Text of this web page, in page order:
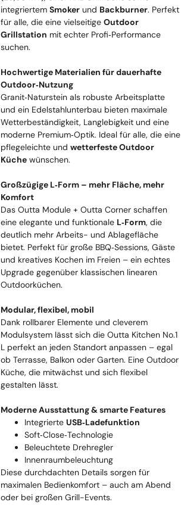
integriertemSmoker und Backburner. Perfekt
für alle, die eine vielseitigeOutdoor
Grillstation mit echter Profi‑Performance
suchen.
Hochwertige Materialien für dauerhafte
Outdoor‑Nutzung
Granit‑Naturstein als robuste Arbeitsplatte
und ein Edelstahlunterbau bieten maximale
Wetterbeständigkeit, Langlebigkeit und eine
moderne Premium‑Optik. Ideal für alle, die eine
pflegeleichte undwetterfeste Outdoor
Küche wünschen.
Großzügige L‑Form – mehr Fläche, mehr
Komfort
Das Outta Module + Outta Corner schaffen
eine elegante und funktionale L‑Form, die
deutlich mehr Arbeits- und Ablagefläche
bietet. Perfekt für große BBQ‑Sessions, Gäste
und kreatives Kochen im Freien – ein echtes
Upgrade gegenüber klassischen linearen
Outdoorküchen.
Modular, flexibel, mobil
Dank rollbarer Elemente und cleverem
Modulsystem lässt sich die Outta Kitchen No.1
L perfekt an jeden Standort anpassen – egal
ob Terrasse, Balkon oder Garten. Eine Outdoor
Küche, die mitwächst und sich flexibel
gestalten lässt.
Moderne Ausstattung & smarte Features
IntegrierteUSB‑Ladefunktion
Soft‑Close‑Technologie
Beleuchtete Drehregler
Innenraumbeleuchtung
Diese durchdachten Details sorgen für
maximalen Bedienkomfort – auch am Abend
oder bei großen Grill-Events.